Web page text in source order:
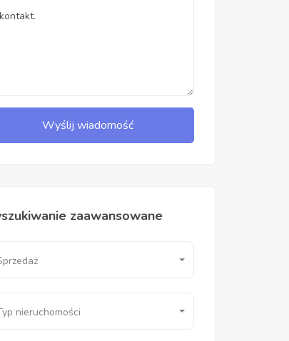
Wyślij wiadomość
zaawansowane
nieruchomości